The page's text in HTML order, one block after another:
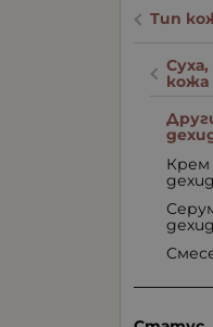
Тип
кожа
Крем